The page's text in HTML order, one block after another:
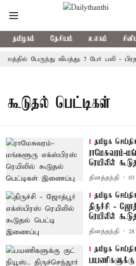
தமிழகம் தேசியம் உலகம்
பேருந்து விபத்து; 7 பேர் பலி -
கூடுதல் பெட்டிகள்
தமிழக
ராமேசுவரம்-
ரெயிலில்
தினத்தந்தி
தமிழக
திருச்சி -
ரெயிலில்
தினத்தந்தி
தமிழக